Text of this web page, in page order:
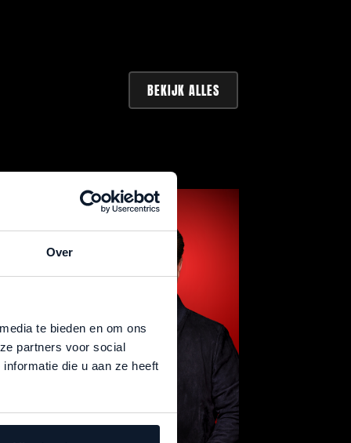
Over
te bieden en om ons
partners voor social
die u aan ze heeft
BEKIJK ALLES